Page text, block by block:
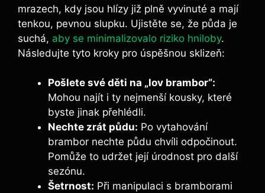
mrazech, kdy jsou hlízy již plně vyvinuté a mají
tenkou, pevnou slupku. Ujistěte se, že půda je
suchá, aby se minimalizovalo riziko hniloby.
Následujte tyto kroky pro úspěšnou sklizeň:
Pošlete své děti na „lov brambor“:
Mohou najít i ty nejmenší kousky, které
byste jinak přehlédli.
Nechte zrát půdu: Po vytahování
brambor nechte půdu chvíli odpočinout.
Pomůže to udržet její úrodnost pro další
sezónu.
Šetrnost: Při manipulaci s bramborami